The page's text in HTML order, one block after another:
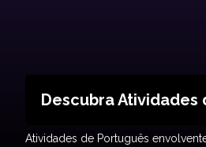
Descubra Atividades
Atividades de Português